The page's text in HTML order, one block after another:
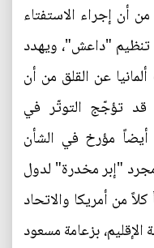
أن إجراء الاستفتاء
تنظيم "داعش"، ويهدد
عن القلق من أن
قد تؤجّج التوتّر في
مؤرخ في الشأن
مجرد "إبر مخدرة" لدول
من أمريكا والاتحاد
بزعامة مسعود